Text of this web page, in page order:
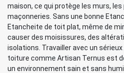
maison, ce qui protège les murs,
maçonneries. Sans une bonne
Etancheite de toit plat, même de
causer des moisissures, des
isolations. Travailler avec un
toiture comme Artisan Ternus est
un environnement sain et sans